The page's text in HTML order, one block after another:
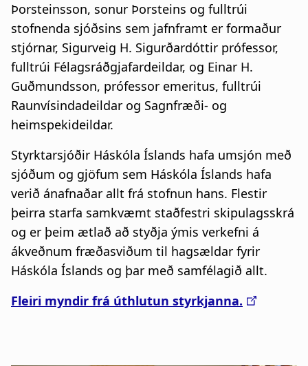
Þorsteinsson, sonur Þorsteins og fulltrúi
stofnenda sjóðsins sem jafnframt er formaður
stjórnar, Sigurveig H. Sigurðardóttir prófessor,
fulltrúi Félagsráðgjafardeildar, og Einar H.
Guðmundsson, prófessor emeritus, fulltrúi
Raunvísindadeildar og Sagnfræði- og
heimspekideildar.
Styrktarsjóðir Háskóla Íslands hafa umsjón með
sjóðum og gjöfum sem Háskóla Íslands hafa
verið ánafnaðar allt frá stofnun hans. Flestir
þeirra starfa samkvæmt staðfestri skipulagsskrá
og er þeim ætlað að styðja ýmis verkefni á
ákveðnum fræðasviðum til hagsældar fyrir
Háskóla Íslands og þar með samfélagið allt.
Fleiri myndir frá úthlutun styrkjanna.